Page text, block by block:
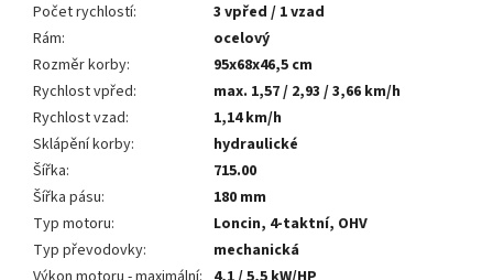
Počet rychlostí:
3 vpřed / 1 vzad
Rám:
ocelový
Rozměr korby:
95x68x46,5 cm
Rychlost vpřed:
max. 1,57 / 2,93 / 3,66 km/h
Rychlost vzad:
1,14 km/h
Sklápění korby:
hydraulické
Šířka:
715.00
Šířka pásu:
180 mm
Typ motoru:
Loncin, 4-taktní, OHV
Typ převodovky:
mechanická